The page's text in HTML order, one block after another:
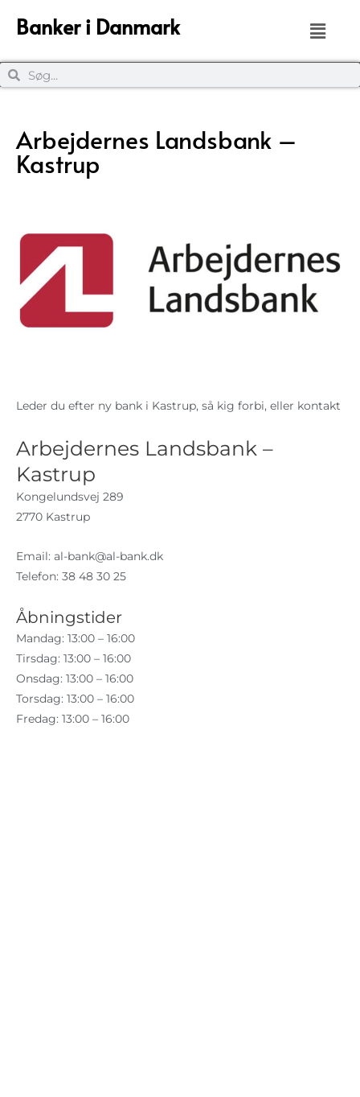
Banker i Danmark
Arbejdernes Landsbank –
Kastrup
Leder du efter ny bank i Kastrup, så kig forbi, eller kontakt
Arbejdernes Landsbank –
Kastrup
Kongelundsvej 289
2770 Kastrup
Email: al-bank@al-bank.dk
Telefon: 38 48 30 25
Åbningstider
Mandag: 13:00 – 16:00
Tirsdag: 13:00 – 16:00
Onsdag: 13:00 – 16:00
Torsdag: 13:00 – 16:00
Fredag: 13:00 – 16:00